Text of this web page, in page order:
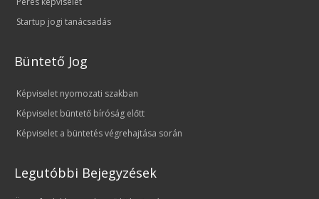
Startup jogi tanácsadás
Büntető Jog
Képviselet nyomozati szakban
Képviselet büntető bíróság előtt
Képviselet a büntetés végrehajtása során
Legutóbbi Bejegyzések